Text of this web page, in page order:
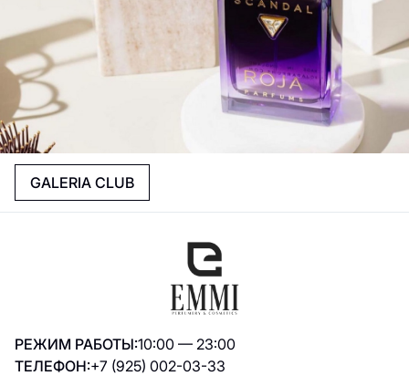
GALERIA CLUB
РЕЖИМ РАБОТЫ:10:00 — 23:00
ТЕЛЕФОН:+7 (925) 002-03-33